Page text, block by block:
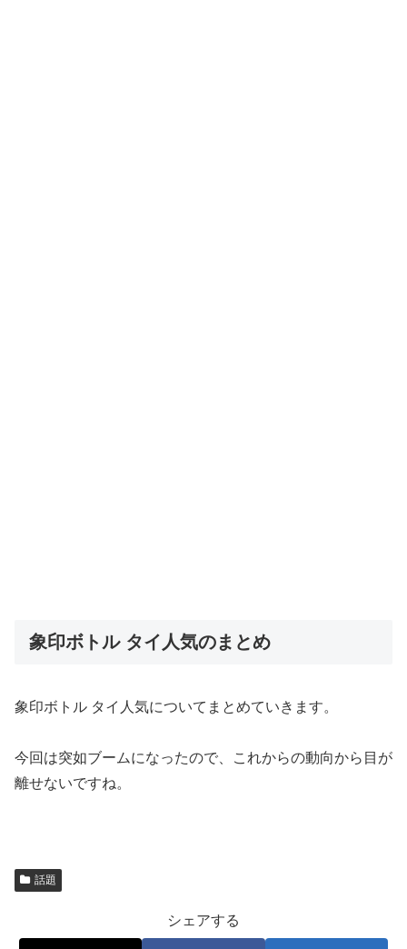
象印ボトル タイ人気のまとめ
象印ボトル タイ人気についてまとめていきます。
今回は突如ブームになったので、これからの動向から目が
離せないですね。
話題
シェアする